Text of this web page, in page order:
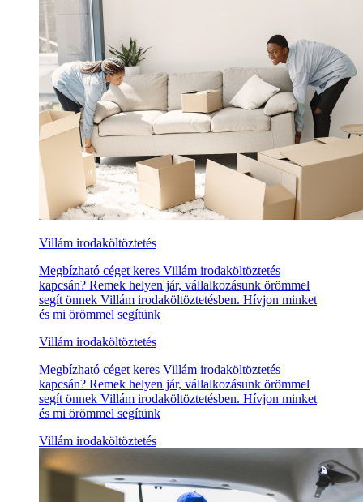
Villám irodaköltöztetés
Megbízható céget keres Villám irodaköltöztetés
kapcsán? Remek helyen jár, vállalkozásunk örömmel
segít önnek Villám irodaköltöztetésben. Hívjon minket
és mi örömmel segítünk
Villám irodaköltöztetés
Megbízható céget keres Villám irodaköltöztetés
kapcsán? Remek helyen jár, vállalkozásunk örömmel
segít önnek Villám irodaköltöztetésben. Hívjon minket
és mi örömmel segítünk
Villám irodaköltöztetés